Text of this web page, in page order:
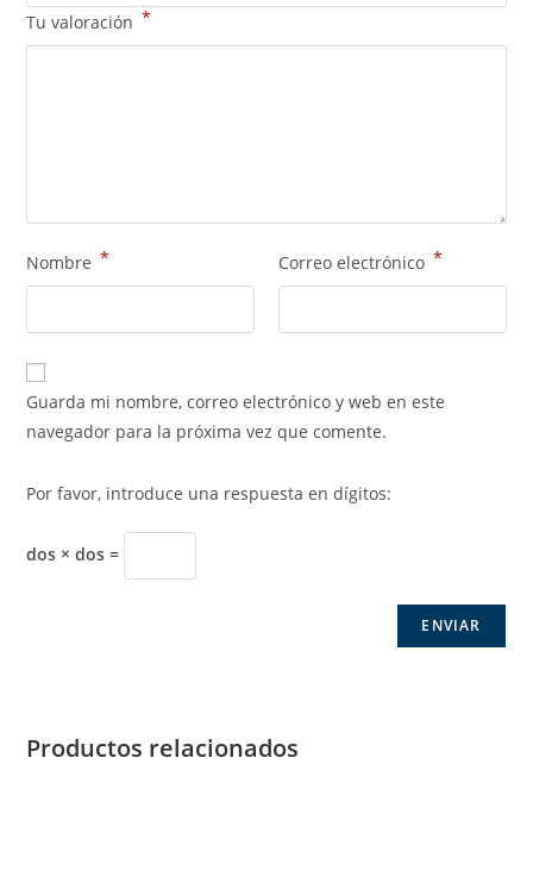
Tu valoración *
Nombre * Correo electrónico *
Guarda mi nombre, correo electrónico y web en este
navegador para la próxima vez que comente.
Por favor, introduce una respuesta en dígitos:
dos × dos =
Productos relacionados